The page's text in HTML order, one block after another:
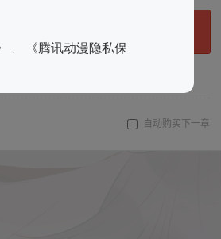
《腾讯动漫隐私保